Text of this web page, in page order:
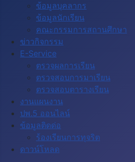
ข้อมูลบุคลากร
ข้อมูลนักเรียน
คณะกรรมการสถานศึกษา
ข่าวกิจกรรม
E-Service
ตรวจผลการเรียน
ตรวจสอบการมาเรียน
ตรวจสอบตารางเรียน
งานแผนงาน
ปพ.5 ออนไลน์
ข้อมูลติดด่อ
ร้องเรียนการทุจริต
ดาวน์โหลด